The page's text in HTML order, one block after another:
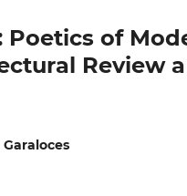
Poetics of
Review